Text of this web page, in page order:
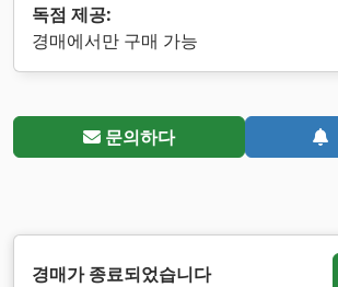
독점 제공:
경매에서만 구매 가능
문의하다
경매가 종료되었습니다